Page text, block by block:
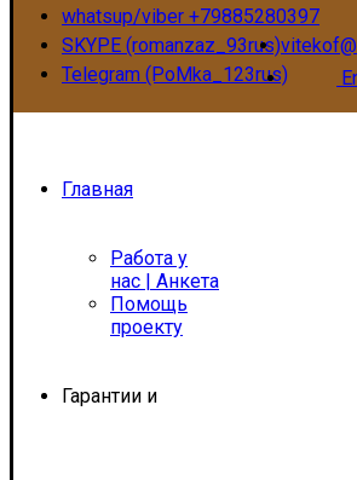
whatsup/viber +79885280397
SKYPE (romanzaz_93rus)
Telegram (PoMka_123rus)
Главная
Работа у
нас | Анкета
Помощь
проекту
Гарантии и